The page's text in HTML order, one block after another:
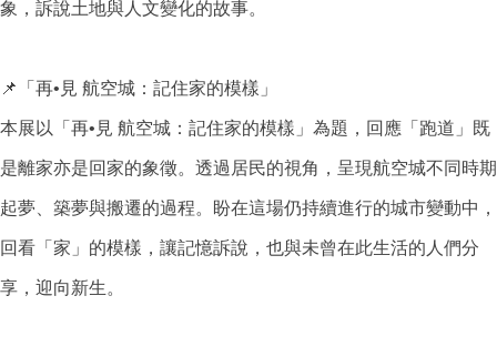
象，訴說土地與人文變化的故事。
📌 「再• 見 航空城：記住家的模樣」
本展以「再• 見 航空城：記住家的模樣」為題，回應「跑道」既
是離家亦是回家的象徵。透過居民的視角，呈現航空城不同時期
起夢、築夢與搬遷的過程。盼在這場仍持續進行的城市變動中，
回看「家」的模樣，讓記憶訴說，也與未曾在此生活的人們分
享，迎向新生。